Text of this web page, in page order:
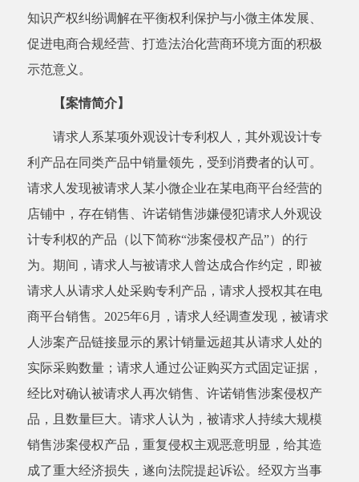
知识产权纠纷调解在平衡权利保护与小微主体发展、
促进电商合规经营、打造法治化营商环境方面的积极
示范意义。
【案情简介】
请求人系某项外观设计专利权人，其外观设计专
利产品在同类产品中销量领先，受到消费者的认可。
请求人发现被请求人某小微企业在某电商平台经营的
店铺中，存在销售、许诺销售涉嫌侵犯请求人外观设
计专利权的产品（以下简称“涉案侵权产品”）的行
为。期间，请求人与被请求人曾达成合作约定，即被
请求人从请求人处采购专利产品，请求人授权其在电
商平台销售。2025年6月，请求人经调查发现，被请求
人涉案产品链接显示的累计销量远超其从请求人处的
实际采购数量；请求人通过公证购买方式固定证据，
经比对确认被请求人再次销售、许诺销售涉案侵权产
品，且数量巨大。请求人认为，被请求人持续大规模
销售涉案侵权产品，重复侵权主观恶意明显，给其造
成了重大经济损失，遂向法院提起诉讼。经双方当事